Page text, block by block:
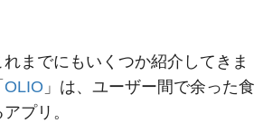
までにもいくつか紹介してきま
OLIO 」は、ユーザー間で余った食
プリ。